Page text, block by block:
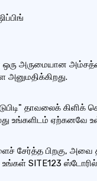
ஒரு அருமையான
தாவலைக் கிளிக்
உங்களிடம் ஏற்கனவே
சேர்த்த பிறகு,
SITE123 ஸ்டோரில்